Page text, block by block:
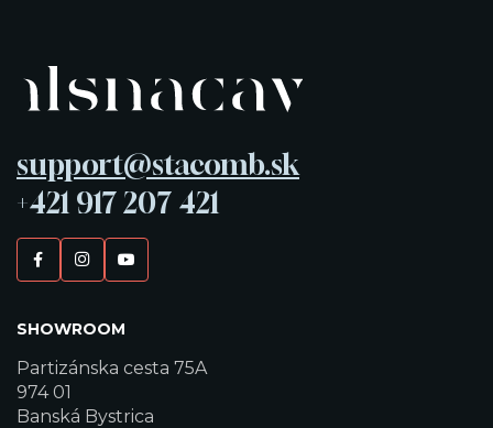
support@stacomb.sk
+421 917 207 421
SHOWROOM
Partizánska cesta 75A
974 01
Banská Bystrica